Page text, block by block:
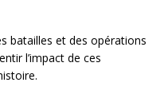
batailles et des opérations
l’impact de ces